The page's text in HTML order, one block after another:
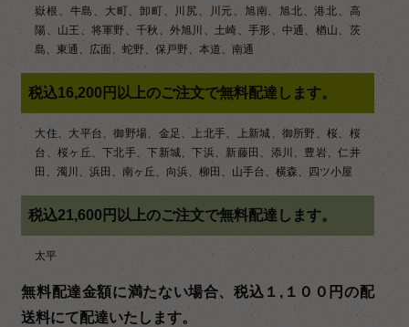
嶽根、牛島、大町、卸町、川尻、川元、旭南、旭北、港北、高
陽、山王、将軍野、千秋、外旭川、土崎、手形、中通、楢山、茨
島、東通、広面、蛇野、保戸野、本道、南通
税込16,200円以上のご注文で無料配達します。
大住、大平台、御野場、金足、上北手、上新城、御所野、桜、桜
台、桜ヶ丘、下北手、下新城、下浜、新藤田、添川、豊岩、仁井
田、濁川、浜田、南ヶ丘、向浜、柳田、山手台、横森、四ツ小屋
税込21,600円以上のご注文で無料配達します。
太平
無料配達金額に満たない場合、税込１,１００円の配
送料にて配達いたします。